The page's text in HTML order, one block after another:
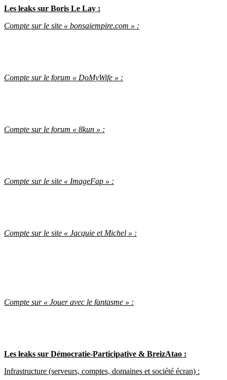
Les leaks sur Boris Le Lay :
Compte sur le site « bonsaiempire.com » :
Compte sur le forum « DoMyWife » :
Compte sur le forum « 8kun » :
Compte sur le site « ImageFap » :
Compte sur le site « Jacquie et Michel » :
Compte sur « Jouer avec le fantasme » :
Les leaks sur Démocratie-Participative & BreizAtao :
Infrastructure (serveurs, comptes, domaines et société écran) :